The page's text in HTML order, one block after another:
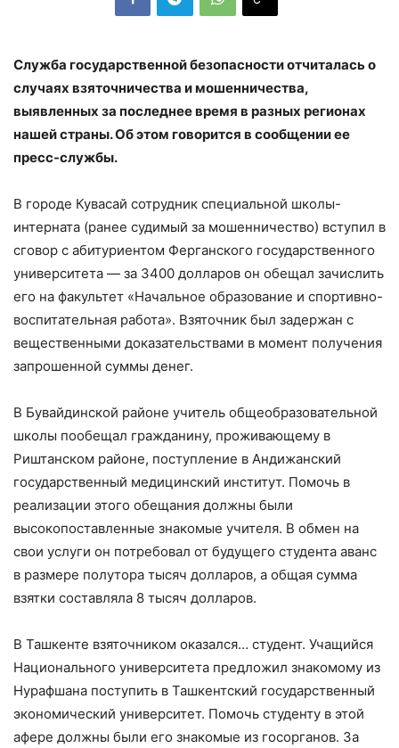
Служба государственной безопасности отчиталась о
случаях взяточничества и мошенничества,
выявленных за последнее время в разных регионах
нашей страны. Об этом говорится в сообщении ее
пресс-службы.
В городе Кувасай сотрудник специальной школы-
интерната (ранее судимый за мошенничество) вступил в
сговор с абитуриентом Ферганского государственного
университета — за 3400 долларов он обещал зачислить
его на факультет «Начальное образование и спортивно-
воспитательная работа». Взяточник был задержан с
вещественными доказательствами в момент получения
запрошенной суммы денег.
В Бувайдинской районе учитель общеобразовательной
школы пообещал гражданину, проживающему в
Риштанском районе, поступление в Андижанский
государственный медицинский институт. Помочь в
реализации этого обещания должны были
высокопоставленные знакомые учителя. В обмен на
свои услуги он потребовал от будущего студента аванс
в размере полутора тысяч долларов, а общая сумма
взятки составляла 8 тысяч долларов.
В Ташкенте взяточником оказался… студент. Учащийся
Национального университета предложил знакомому из
Нурафшана поступить в Ташкентский государственный
экономический университет. Помочь студенту в этой
афере должны были его знакомые из госорганов. За